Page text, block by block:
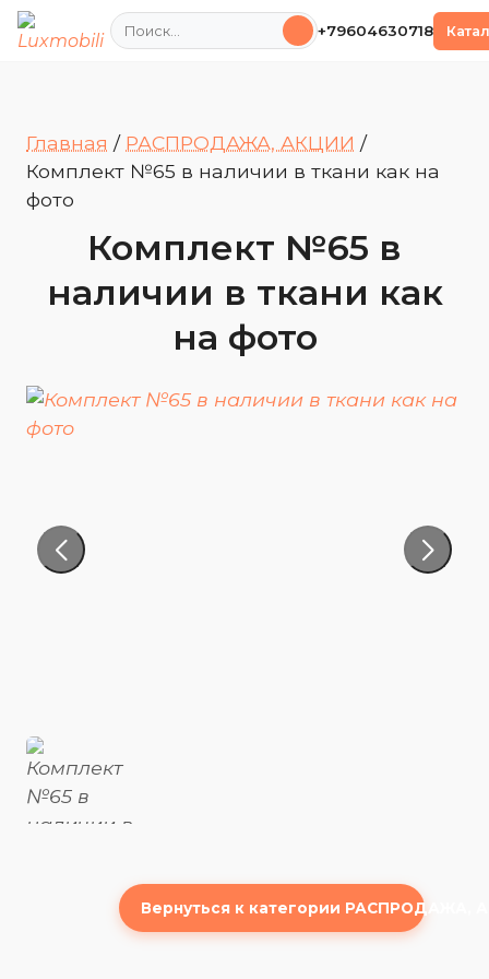
Поиск +79604630718
Главная / РАСПРОДАЖА, АКЦИИ /
Комплект №65 в наличии в ткани как на
фото
Комплект №65 в
наличии в ткани как
на фото
Вернуться к категории РАСПРОДАЖА,